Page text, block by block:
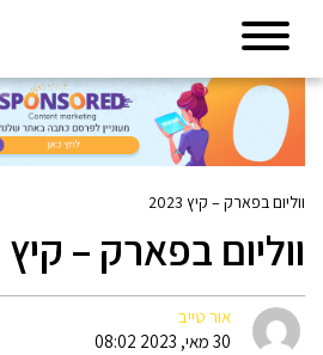
ווליום בפארק – קיץ 2023
ווליום בפארק – קיץ 2023
אור טייב
30 מאי, 2023 08:02